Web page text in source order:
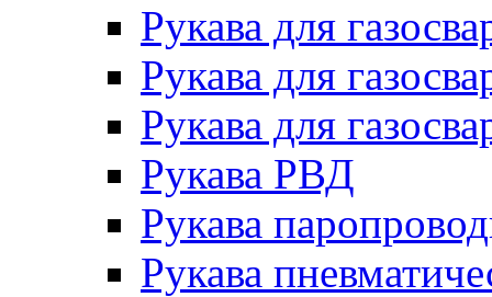
Рукава для
Рукава для
Рукава для
Рукава РВД
Рукава
Рукава